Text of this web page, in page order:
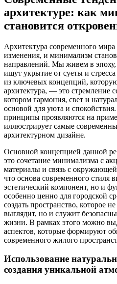
архитектуре: как
становится
Архитектура современного
изменения, и минимализм
направлений. Мы живем в эпоху,
ищут укрытие от суеты и
из ключевых концепций,
архитектура, — это стремление
котором гармония, свет и
основой для уюта и
принципы проявляются на
иллюстрирует самые
архитектурном дизайне.
Основной концепцией данной
это сочетание минимализма с
материалы и связь с
что основа современного стиля
эстетический компонент, но и
особенно ценно для городской
создать пространство, которое
выглядит, но и служит
жизни. В рамках этого можно
аспектов, которые формируют
современного жилого
Использование
создания уникальной